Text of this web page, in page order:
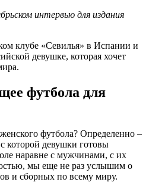
интервью для издания
клубе «Севилья» в Испании и
девушке, которая хочет
футбола для
футбола? Определенно –
которой девушки готовы
наравне с мужчинами, с их
мы еще не раз услышим о
и сборных по всему миру.